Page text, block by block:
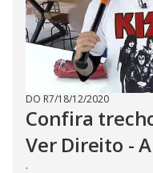
DO R7/18/12/2020
Confira
Ver Direito -
.